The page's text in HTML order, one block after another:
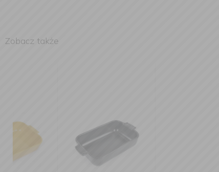
Zobacz także